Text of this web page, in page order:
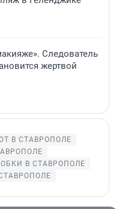
Следователь
жертвой
В СТАВРОПОЛЕ
В СТАВРОПОЛЕ